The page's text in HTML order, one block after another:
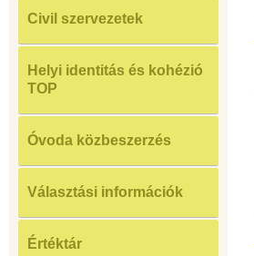
Civil szervezetek
Helyi identitás és kohézió
TOP
Óvoda közbeszerzés
Választási információk
Értéktár